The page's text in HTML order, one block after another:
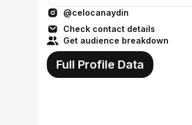
@celocanaydin
Check contact details
Get audience breakdown
Full Profile Data